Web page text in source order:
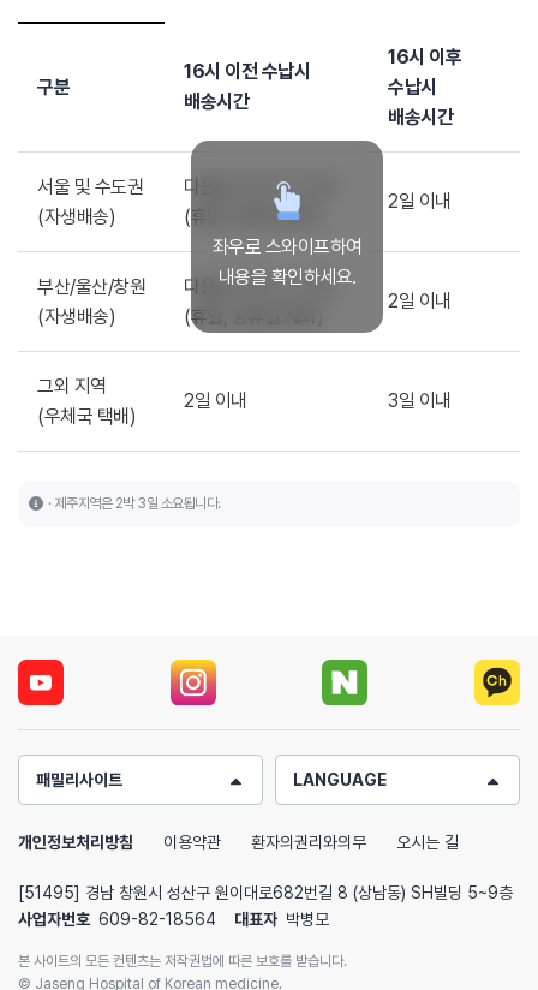
좌우로 스와이프하여
내용을 확인하세요.
구분
16시 이전 수납시
배송시간
16시 이후
수납시
배송시간
서울 및 수도권
(자생배송)
다음날 저녁 7시 이전
(휴일, 공휴일 제외)
2일 이내
부산/울산/창원
(자생배송)
다음날 저녁 7시 이전
(휴일, 공휴일 제외)
2일 이내
그외 지역
(우체국 택배)
2일 이내 3일 이내
제주지역은 2박 3일 소요됩니다.
패밀리사이트 LANGUAGE
개인정보처리방침 이용약관 환자의권리와의무 오시는 길
[51495] 경남 창원시 성산구 원이대로682번길 8 (상남동) SH빌딩 5~9층
사업자번호 609-82-18564 대표자 박병모
본 사이트의 모든 컨텐츠는 저작권법에 따른 보호를 받습니다.
© Jaseng Hospital of Korean medicine.